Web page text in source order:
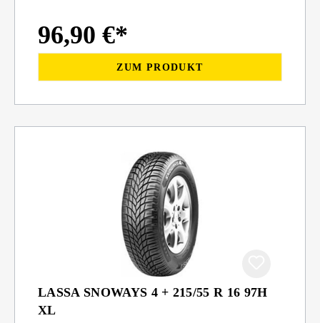
96,90 €*
ZUM PRODUKT
LASSA SNOWAYS 4 + 215/55 R 16 97H
XL